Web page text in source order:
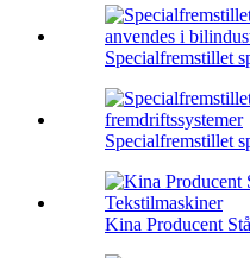
Specialfremstillet
Specialfremstillet
Kina Producent